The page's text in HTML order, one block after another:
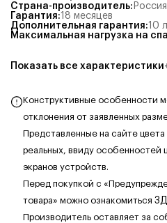
Страна-производитель: Россия
Гарантия:18 месяцев
Дополнительная гарантия:10
Максимальная нагрузка на
Показать все характеристики
Конструктивные особенности
отклонения от заявленных
Представленные на сайте цвета
реальных, ввиду особенностей
экранов устройств.
Перед покупкой с
товара» можно ознакомиться
Производитель оставляет за